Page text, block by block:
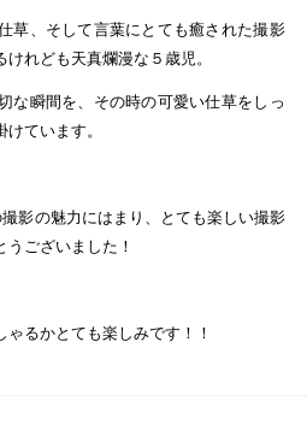
草、そして言葉にとても癒された撮影
れども天真爛漫な５歳児。
な瞬間を、その時の可愛い仕草をしっ
ています。
影の魅力にはまり、とても楽しい撮影
ございました！
るかとても楽しみです！！